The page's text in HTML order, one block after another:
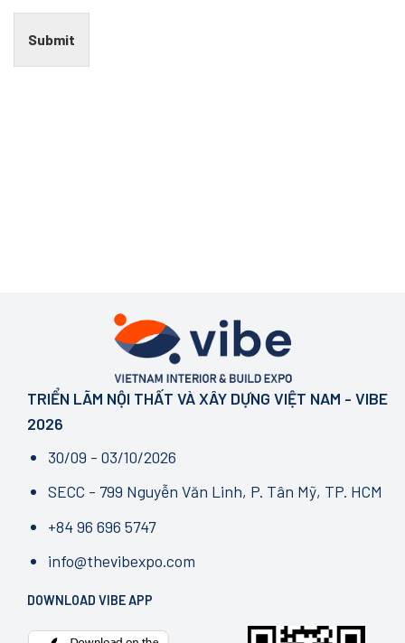
Submit
TRIỂN LÃM NỘI THẤT VÀ XÂY DỰNG VIỆT NAM - VIBE
2026
30/09 - 03/10/2026
SECC - 799 Nguyễn Văn Linh, P. Tân Mỹ, TP. HCM
+84 96 696 5747
info@thevibexpo.com
DOWNLOAD VIBE APP